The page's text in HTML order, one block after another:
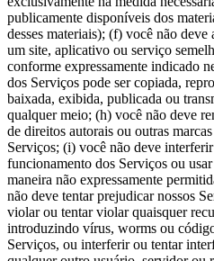
publicamente disponíveis dos
desses materiais); (f) você não deve
um site, aplicativo ou serviço
conforme expressamente indicado
dos Serviços pode ser copiada,
baixada, exibida, publicada ou
qualquer meio; (h) você não deve
de direitos autorais ou outras
Serviços; (i) você não deve
funcionamento dos Serviços ou
maneira não expressamente
não deve tentar prejudicar nossos
violar ou tentar violar quaisquer
introduzindo vírus, worms ou
Serviços, ou interferir ou tentar